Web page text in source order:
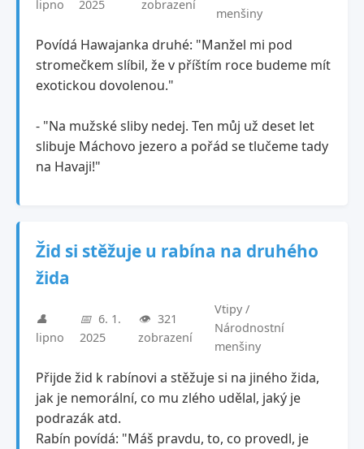
lipno
2025
zobrazení
menšiny
Povídá Hawajanka druhé: "Manžel mi pod
stromečkem slíbil, že v příštím roce budeme mít
exotickou dovolenou."
- "Na mužské sliby nedej. Ten můj už deset let
slibuje Máchovo jezero a pořád se tlučeme tady
na Havaji!"
Žid si stěžuje u rabína na druhého
žida
👤
lipno
📅 6. 1.
2025
👁️ 321
zobrazení
Vtipy /
Národnostní
menšiny
Přijde žid k rabínovi a stěžuje si na jiného žida,
jak je nemorální, co mu zlého udělal, jaký je
podrazák atd.
Rabín povídá: "Máš pravdu, to, co provedl, je